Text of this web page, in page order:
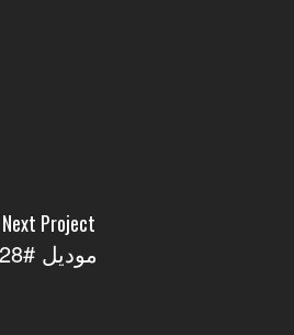
Next Project
موديل #28